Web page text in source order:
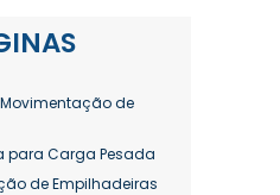
de
para Carga Pesada
de Empilhadeiras